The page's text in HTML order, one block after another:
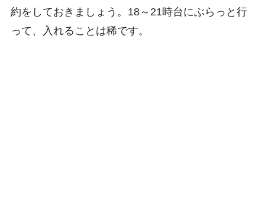
約をしておきましょう。18～21時台にぶらっと行
って、入れることは稀です。